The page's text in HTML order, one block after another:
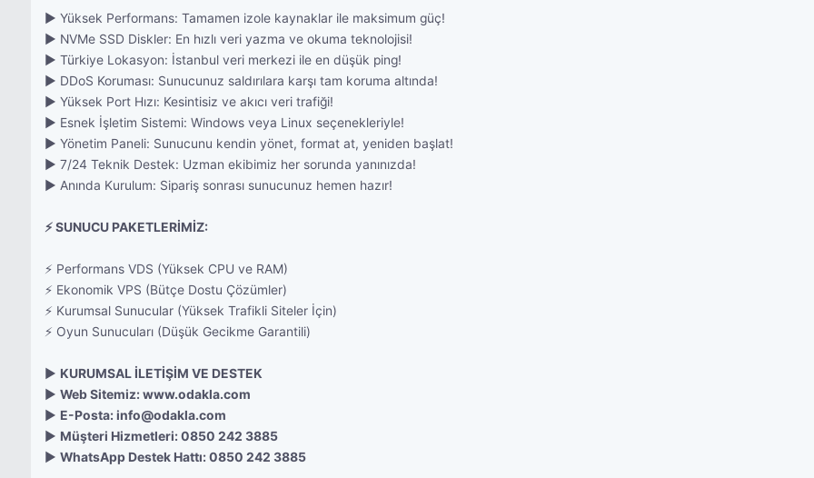
▶ Yüksek Performans: Tamamen izole kaynaklar ile maksimum güç!
▶ NVMe SSD Diskler: En hızlı veri yazma ve okuma teknolojisi!
▶ Türkiye Lokasyon: İstanbul veri merkezi ile en düşük ping!
▶ DDoS Koruması: Sunucunuz saldırılara karşı tam koruma altında!
▶ Yüksek Port Hızı: Kesintisiz ve akıcı veri trafiği!
▶ Esnek İşletim Sistemi: Windows veya Linux seçenekleriyle!
▶ Yönetim Paneli: Sunucunu kendin yönet, format at, yeniden başlat!
▶ 7/24 Teknik Destek: Uzman ekibimiz her sorunda yanınızda!
▶ Anında Kurulum: Sipariş sonrası sunucunuz hemen hazır!
⚡ SUNUCU PAKETLERİMİZ:
⚡ Performans VDS (Yüksek CPU ve RAM)
⚡ Ekonomik VPS (Bütçe Dostu Çözümler)
⚡ Kurumsal Sunucular (Yüksek Trafikli Siteler İçin)
⚡ Oyun Sunucuları (Düşük Gecikme Garantili)
▶ KURUMSAL İLETİŞİM VE DESTEK
▶ Web Sitemiz: www.odakla.com
▶ E-Posta: info@odakla.com
▶ Müşteri Hizmetleri: 0850 242 3885
▶ WhatsApp Destek Hattı: 0850 242 3885